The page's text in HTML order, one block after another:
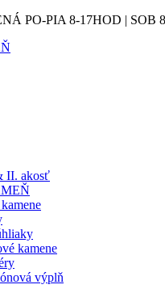
PO-PIA 8-17HOD | SOB
II. akosť
kamene
výplň